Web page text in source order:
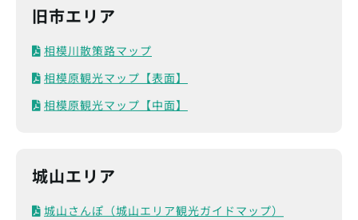
旧市エリア
相模川散策路マップ
相模原観光マップ【表面】
相模原観光マップ【中面】
城山エリア
城山さんぽ（城山エリア観光ガイドマップ）